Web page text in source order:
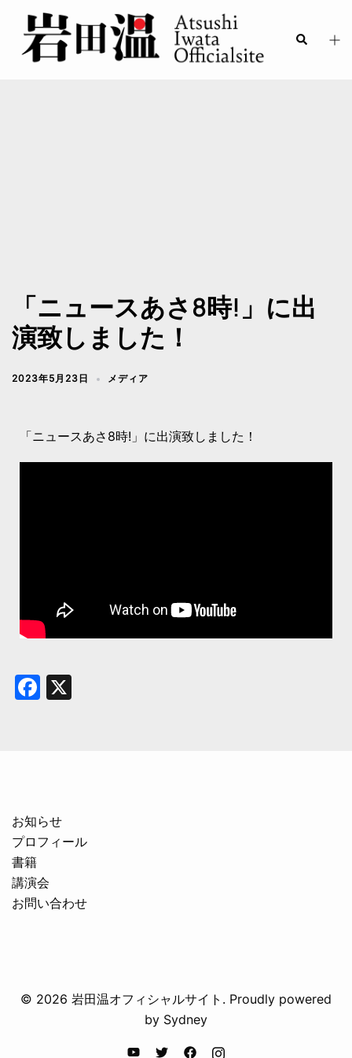
「ニュースあさ8時!」に出
演致しました！
2023年5月23日 メディア
「ニュースあさ8時!」に出演致しました！
Facebook
お知らせ
プロフィール
書籍
講演会
お問い合わせ
© 2026 岩田温オフィシャルサイト. Proudly powered
by Sydney